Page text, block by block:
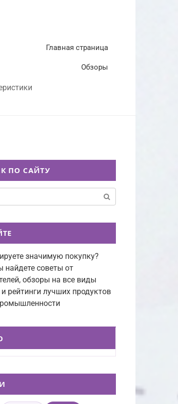
Главная страница
Обзоры
ПО САЙТУ
значимую покупку?
найдете советы от
обзоры на все виды
рейтинги лучших продуктов